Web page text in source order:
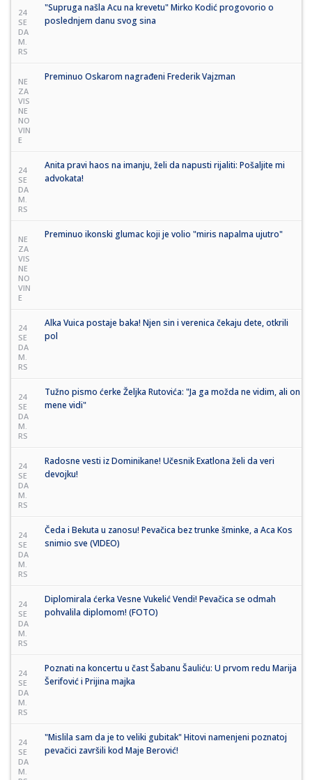
24
SE
DA
M.
RS
"Supruga našla Acu na krevetu" Mirko Kodić progovorio o
poslednjem danu svog sina
NE
ZA
VIS
NE
NO
VIN
E
Preminuo Oskarom nagrađeni Frederik Vajzman
24
SE
DA
M.
RS
Anita pravi haos na imanju, želi da napusti rijaliti: Pošaljite mi
advokata!
NE
ZA
VIS
NE
NO
VIN
E
Preminuo ikonski glumac koji je volio "miris napalma ujutro"
24
SE
DA
M.
RS
Alka Vuica postaje baka! Njen sin i verenica čekaju dete, otkrili
pol
24
SE
DA
M.
RS
Tužno pismo ćerke Željka Rutovića: "Ja ga možda ne vidim, ali on
mene vidi"
24
SE
DA
M.
RS
Radosne vesti iz Dominikane! Učesnik Exatlona želi da veri
devojku!
24
SE
DA
M.
RS
Čeda i Bekuta u zanosu! Pevačica bez trunke šminke, a Aca Kos
snimio sve (VIDEO)
24
SE
DA
M.
RS
Diplomirala ćerka Vesne Vukelić Vendi! Pevačica se odmah
pohvalila diplomom! (FOTO)
24
SE
DA
M.
RS
Poznati na koncertu u čast Šabanu Šauliću: U prvom redu Marija
Šerifović i Prijina majka
24
SE
DA
M.
"Mislila sam da je to veliki gubitak" Hitovi namenjeni poznatoj
pevačici završili kod Maje Berović!